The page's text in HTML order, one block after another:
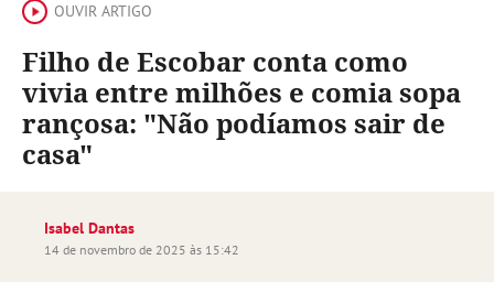
OUVIR ARTIGO
Filho de Escobar conta como
vivia entre milhões e comia sopa
rançosa: "Não podíamos sair de
casa"
Isabel Dantas
14 de novembro de 2025 às 15:42